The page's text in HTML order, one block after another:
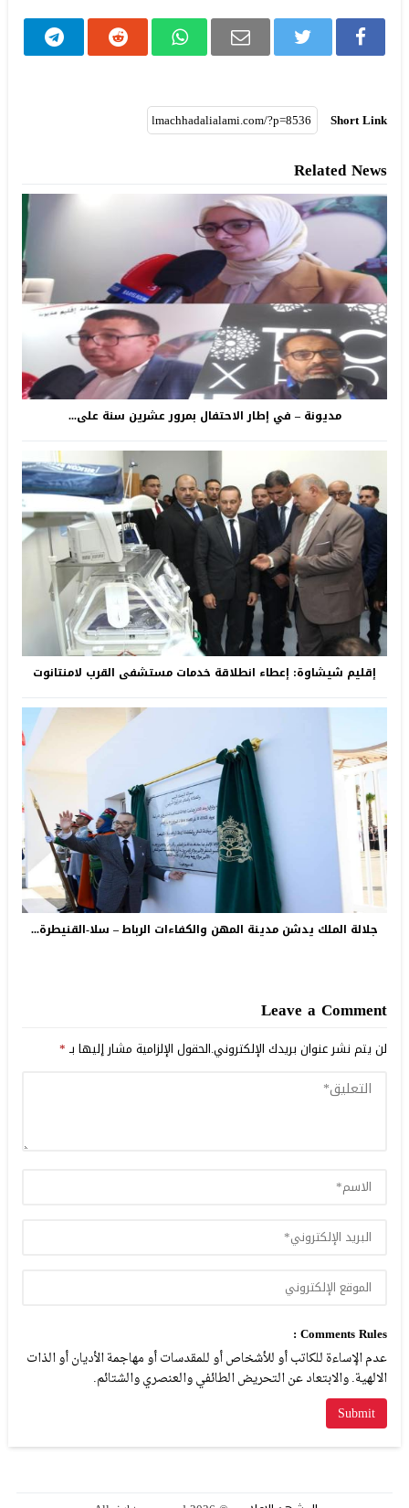
Short Link
Related News
مديونة – في إطار الاحتفال بمرور عشرين سنة على...
إقليم شيشاوة: إعطاء انطلاقة خدمات مستشفى القرب لامنتانوت
جلالة الملك يدشن مدينة المهن والكفاءات الرباط – سلا-القنيطرة...
Leave a Comment
لن يتم نشر عنوان بريدك الإلكتروني.الحقول الإلزامية مشار إليها بـ*
Comments Rules :
عدم الإساءة للكاتب أو للأشخاص أو للمقدسات أو مهاجمة الأديان أو الذات
الالهية. والابتعاد عن التحريض الطائفي والعنصري والشتائم.